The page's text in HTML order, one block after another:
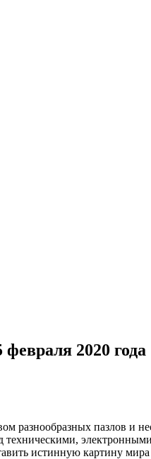
2020 года
разнообразных пазлов и
истинную картину